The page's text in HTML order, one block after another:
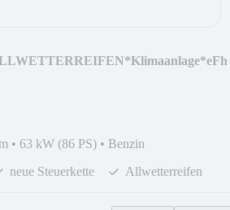
• 63 kW (86 PS) • Benzin
neue Steuerkette Allwetterreifen